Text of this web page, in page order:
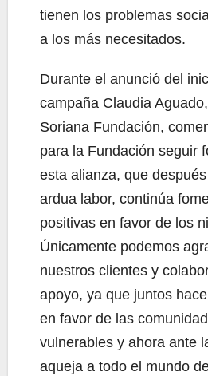
tienen los problemas
a los más necesitados.
Durante el anunció del
campaña Claudia
Soriana Fundación,
para la Fundación seguir
esta alianza, que
ardua labor, continúa
positivas en favor de los
Únicamente podemos
nuestros clientes y
apoyo, ya que juntos
en favor de las
vulnerables y ahora ante
aqueja a todo el mundo